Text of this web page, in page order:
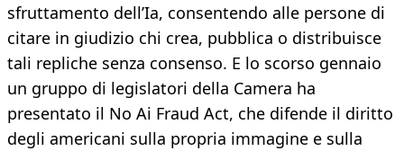
sfruttamento dell’Ia, consentendo alle persone di
citare in giudizio chi crea, pubblica o distribuisce
tali repliche senza consenso. E lo scorso gennaio
un gruppo di legislatori della Camera ha
presentato il No Ai Fraud Act, che difende il diritto
degli americani sulla propria immagine e sulla